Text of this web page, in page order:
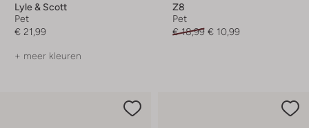
Lyle & Scott
Pet
€ 21,99
+ meer kleuren
Z8
Pet
€ 18,99 € 10,99